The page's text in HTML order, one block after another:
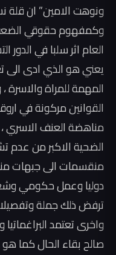
وكمفهوم حقوقي
العام اثر سلبا في الدور
يعني هو الذي ادى الى
المهمة للمراة
القوانين مركونة في
مناهضة العنف الاسري ،
الضحية الاكبر من عدم
منقسمات الى جبهات
دوليا وعمل حكومي
ترفض ذلك جملة وتفصيلا
واخرى تعتمد
صالح بقاء الحال كما